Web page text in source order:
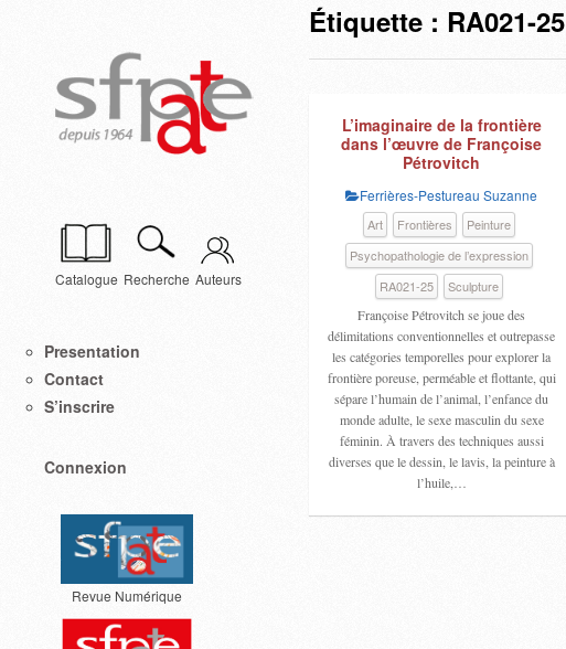
Catalogue Recherche Auteurs
Presentation
Contact
S’inscrire
Connexion
Revue Numérique
Étiquette : RA021-25
L’imaginaire de la frontière
dans l’œuvre de Françoise
Pétrovitch
Ferrières-Pestureau Suzanne
Art Frontières
Peinture
Psychopathologie de l’expression
RA021-25
Sculpture
Françoise Pétrovitch se joue des
délimitations conventionnelles et outrepasse
les catégories temporelles pour explorer la
frontière poreuse, perméable et flottante, qui
sépare l’humain de l’animal, l’enfance du
monde adulte, le sexe masculin du sexe
féminin. À travers des techniques aussi
diverses que le dessin, le lavis, la peinture à
l’huile,…